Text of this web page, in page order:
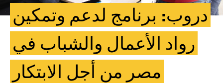
دروب: برنامج لدعم وتمكين
رواد الأعمال والشباب في
مصر من أجل الابتكار